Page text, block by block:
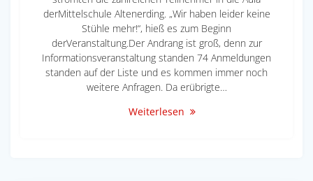
derMittelschule Altenerding. „Wir haben leider keine
Stühle mehr!“, hieß es zum Beginn
derVeranstaltung.Der Andrang ist groß, denn zur
Informationsveranstaltung standen 74 Anmeldungen
standen auf der Liste und es kommen immer noch
weitere Anfragen. Da erübrigte…
Weiterlesen